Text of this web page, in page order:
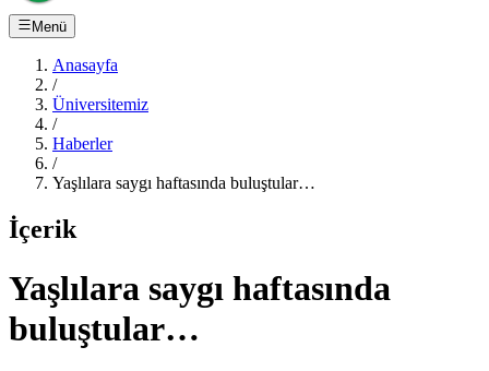
Menü
Anasayfa
/
Üniversitemiz
/
Haberler
/
Yaşlılara saygı haftasında buluştular…
İçerik
Yaşlılara saygı haftasında
buluştular…